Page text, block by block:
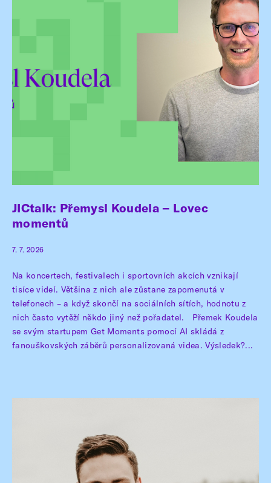
JICtalk: Přemysl Koudela – Lovec
momentů
7. 7. 2026
Na koncertech, festivalech i sportovních akcích vznikají
tisíce videí. Většina z nich ale zůstane zapomenutá v
telefonech – a když skončí na sociálních sítích, hodnotu z
nich často vytěží někdo jiný než pořadatel. Přemek Koudela
se svým startupem Get Moments pomocí AI skládá z
fanouškovských záběrů personalizovaná videa. Výsledek?...